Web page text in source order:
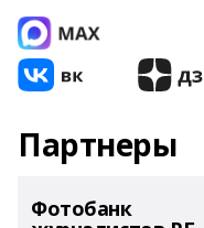
Партнеры
Фотобанк